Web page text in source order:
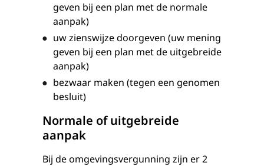
geven bij een plan met de normale
aanpak)
uw zienswijze doorgeven (uw mening
geven bij een plan met de uitgebreide
aanpak)
bezwaar maken (tegen een genomen
besluit)
Normale of uitgebreide
aanpak
Bij de omgevingsvergunning zijn er 2